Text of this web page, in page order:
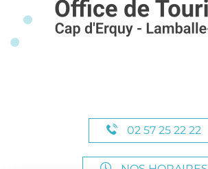
02 57 25 22 22